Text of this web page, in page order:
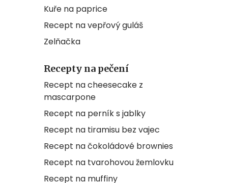
Kuře na paprice
Recept na vepřový guláš
Zelňačka
Recepty na pečení
Recept na cheesecake z
mascarpone
Recept na perník s jablky
Recept na tiramisu bez vajec
Recept na čokoládové brownies
Recept na tvarohovou žemlovku
Recept na muffiny